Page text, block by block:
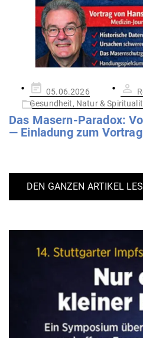
Gepostet
am
05.06.2026
Gesundheit, Natur &
Das Masern-Paradox:
— Ein­ladung zum Vortrag
DEN GANZEN ARTIKEL